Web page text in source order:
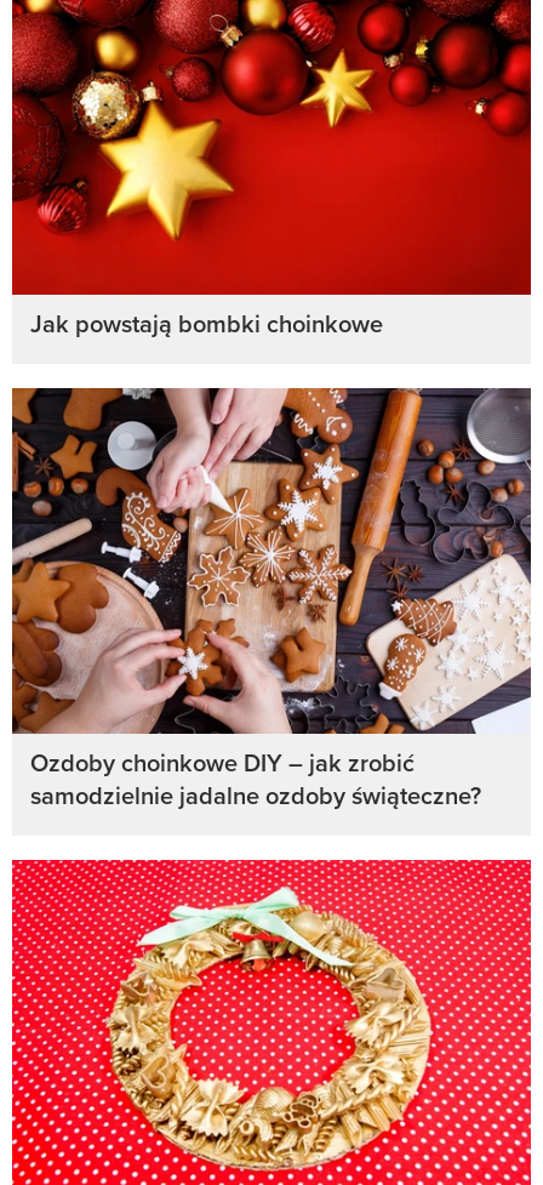
Jak powstają bombki choinkowe
Ozdoby choinkowe DIY – jak zrobić
samodzielnie jadalne ozdoby świąteczne?